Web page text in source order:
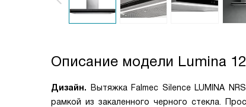
Описание модели Lumina
Дизайн. Вытяжка Falmec Silence LUMINA
рамкой из закаленного черного стекла.